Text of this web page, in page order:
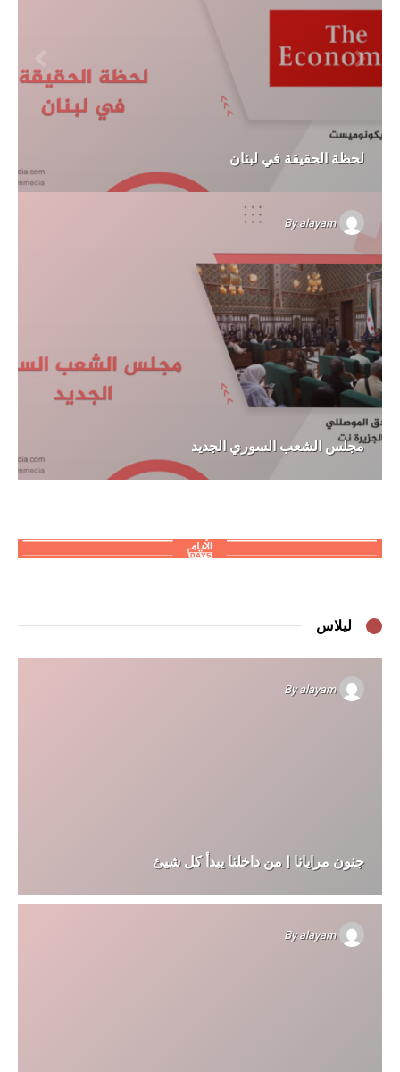
لحظة الحقيقة في لبنان
Byalayam
مجلس الشعب السوري الجديد
ليلاس
Byalayam
جنون مرايانا | من داخلنا يبدأ كل شيئ
Byalayam